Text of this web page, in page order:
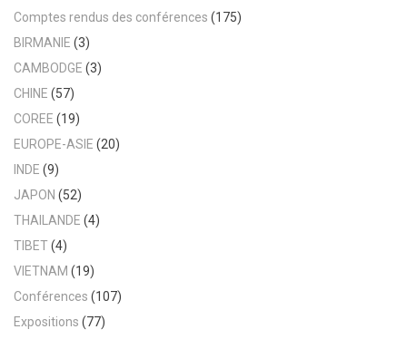
Comptes rendus des conférences (175)
BIRMANIE (3)
CAMBODGE (3)
CHINE (57)
COREE (19)
EUROPE-ASIE (20)
INDE (9)
JAPON (52)
THAILANDE (4)
TIBET(4)
VIETNAM (19)
Conférences (107)
Expositions (77)